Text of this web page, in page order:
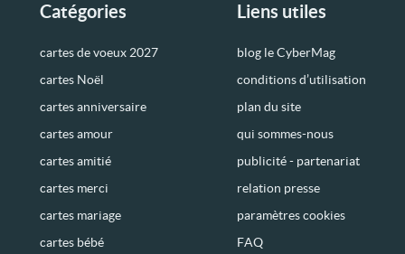
Catégories
cartes de voeux 2027
cartes Noël
cartes anniversaire
cartes amour
cartes amitié
cartes merci
cartes mariage
cartes bébé
Liens utiles
blog le CyberMag
conditions d’utilisation
plan du site
qui sommes-nous
publicité - partenariat
relation presse
paramètres cookies
FAQ